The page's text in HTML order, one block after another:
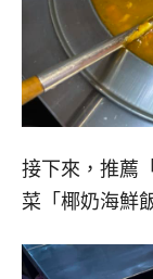
接下來，推薦
菜「椰奶海鮮